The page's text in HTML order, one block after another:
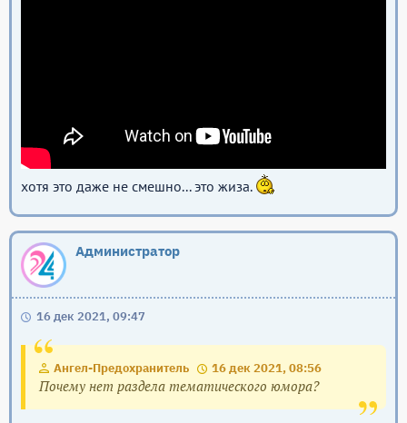
хотя это даже не смешно... это жиза.
Администратор
16 дек 2021, 09:47
Ангел-Предохранитель 16 дек 2021, 08:56
Почему нет раздела тематического юмора?